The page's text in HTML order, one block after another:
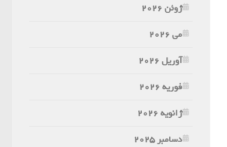
ژوئن 2026
می 2026
آوریل 2026
فوریه 2026
ژانویه 2026
دسامبر 2025